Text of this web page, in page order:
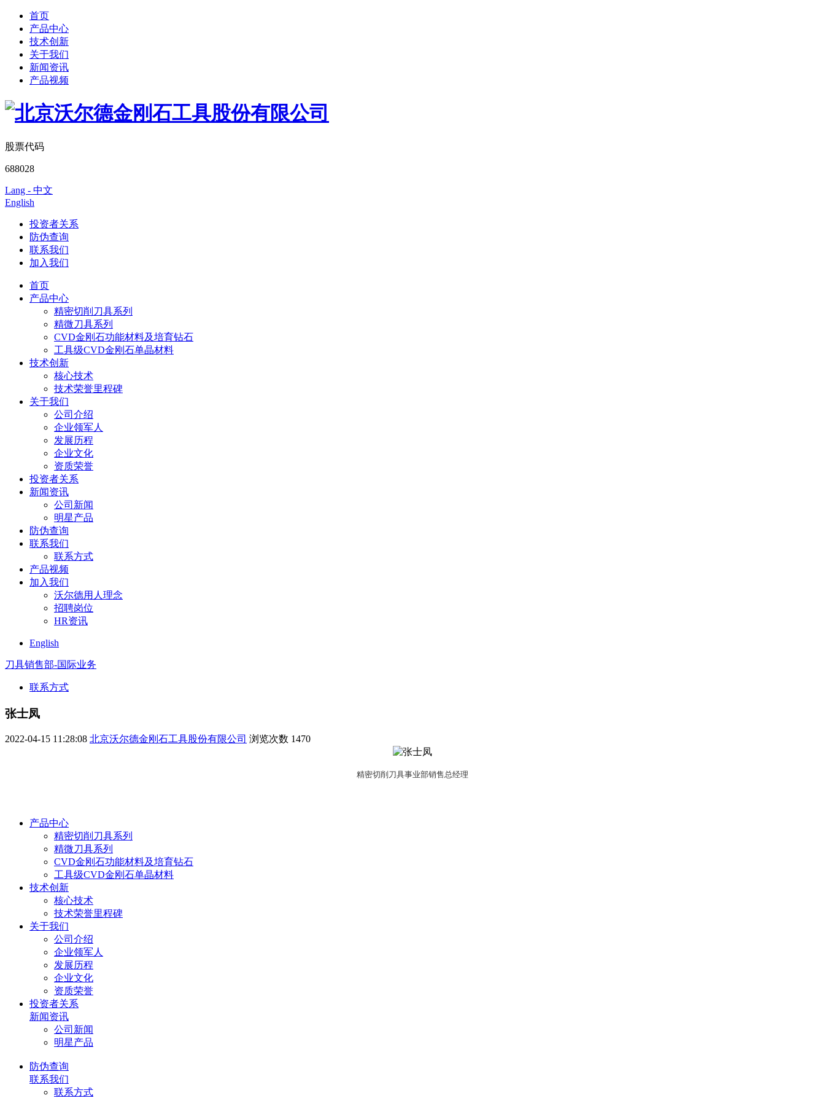
首页
产品中心
技术创新
关于我们
新闻资讯
产品视频
股票代码
688028
Lang - 中文
English
投资者关系
防伪查询
联系我们
加入我们
首页
产品中心
精密切削刀具系列
精微刀具系列
CVD金刚石功能材料及培育钻石
工具级CVD金刚石单晶材料
技术创新
核心技术
技术荣誉里程碑
关于我们
公司介绍
企业领军人
发展历程
企业文化
资质荣誉
投资者关系
新闻资讯
公司新闻
明星产品
防伪查询
联系我们
联系方式
产品视频
加入我们
沃尔德用人理念
招聘岗位
HR资讯
English
刀具销售部-国际业务
联系方式
张士凤
2022-04-15 11:28:08 北京沃尔德金刚石工具股份有限公司 浏览次数 1470
精密切削刀具事业部销售总经理
产品中心
精密切削刀具系列
精微刀具系列
CVD金刚石功能材料及培育钻石
工具级CVD金刚石单晶材料
技术创新
核心技术
技术荣誉里程碑
关于我们
公司介绍
企业领军人
发展历程
企业文化
资质荣誉
投资者关系
新闻资讯
公司新闻
明星产品
防伪查询
联系我们
联系方式